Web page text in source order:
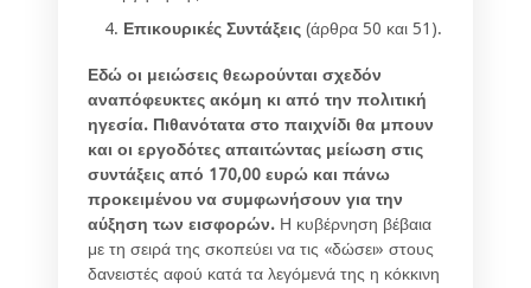
Επικουρικές Συντάξεις (άρθρα 50 και 51).
Εδώ οι μειώσεις θεωρούνται σχεδόν
αναπόφευκτες ακόμη κι από την πολιτική
ηγεσία. Πιθανότατα στο παιχνίδι θα μπουν
και οι εργοδότες απαιτώντας μείωση στις
συντάξεις από 170,00 ευρώ και πάνω
προκειμένου να συμφωνήσουν για την
αύξηση των εισφορών. Η κυβέρνηση βέβαια
με τη σειρά της σκοπεύει να τις «δώσει» στους
δανειστές αφού κατά τα λεγόμενά της η κόκκινη